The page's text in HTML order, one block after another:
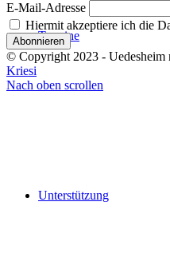
Termine
Unterstützung
E-Mail-Adresse
Hiermit akzeptiere ich die
© Copyright 2023 - Uedesheim
Kriesi
Nach oben scrollen